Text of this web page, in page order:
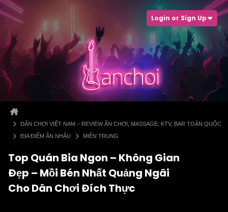
Login or Sign Up
DÂN CHƠI VIỆT NAM – REVIEW ĂN CHƠI, MASSAGE, KTV, BAR TOÀN QUỐC
ĐỊA ĐIỂM ĂN NHẬU
MIỀN TRUNG
Top Quán Bia Ngon – Không Gian
Đẹp – Mồi Bén Nhất Quảng Ngãi
Cho Dân Chơi Đích Thực